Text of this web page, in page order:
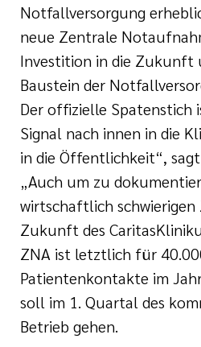
Notfallversorgung
neue Zentrale
Investition in die Zukunft
Baustein der
Der offizielle Spatenstich
Signal nach innen in die
in die Öffentlichkeit“,
„Auch um zu
wirtschaftlich schwierigen
Zukunft des
ZNA ist letztlich für
Patientenkontakte im
soll im 1. Quartal des
Betrieb gehen.